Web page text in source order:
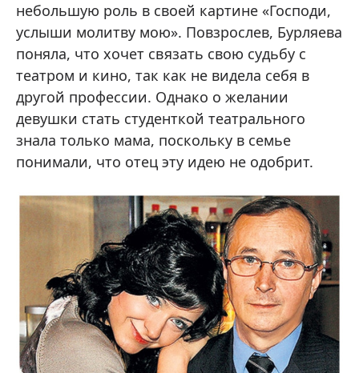
небольшую роль в своей картине «Господи,
услыши молитву мою». Повзрослев, Бурляева
поняла, что хочет связать свою судьбу с
театром и кино, так как не видела себя в
другой профессии. Однако о желании
девушки стать студенткой театрального
знала только мама, поскольку в семье
понимали, что отец эту идею не одобрит.